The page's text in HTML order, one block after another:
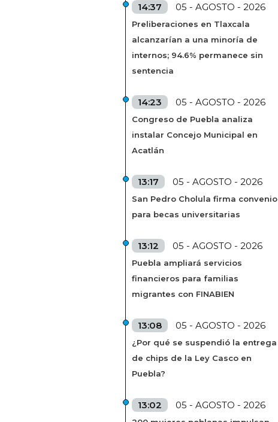
14:37 05 - AGOSTO - 2026
Preliberaciones en Tlaxcala
alcanzarían a una minoría de
internos; 94.6% permanece sin
sentencia
14:23 05 - AGOSTO - 2026
Congreso de Puebla analiza
instalar Concejo Municipal en
Acatlán
13:17 05 - AGOSTO - 2026
San Pedro Cholula firma convenio
para becas universitarias
13:12 05 - AGOSTO - 2026
Puebla ampliará servicios
financieros para familias
migrantes con FINABIEN
13:08 05 - AGOSTO - 2026
¿Por qué se suspendió la entrega
de chips de la Ley Casco en
Puebla?
13:02 05 - AGOSTO - 2026